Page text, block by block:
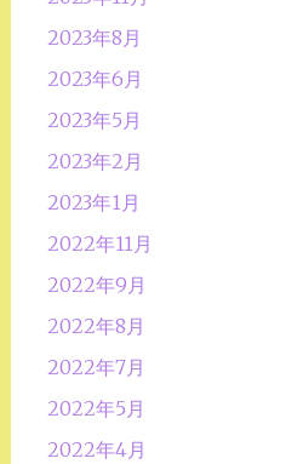
2023年8月
2023年6月
2023年5月
2023年2月
2023年1月
2022年11月
2022年9月
2022年8月
2022年7月
2022年5月
2022年4月